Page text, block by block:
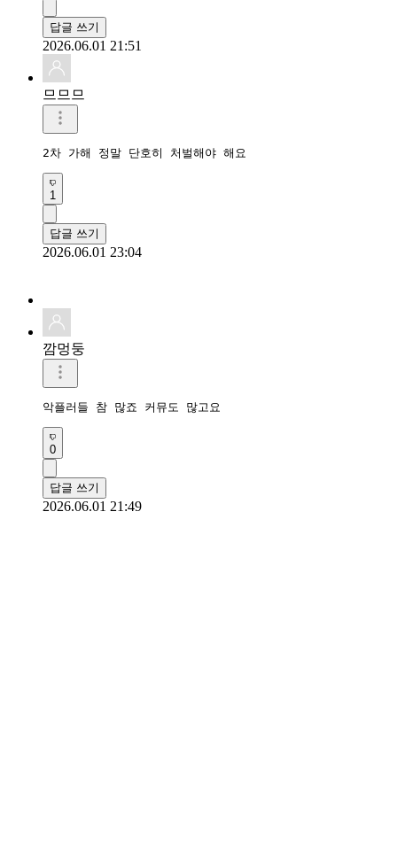
답글 쓰기
2026.06.01 21:51
므므므
2차 가해 정말 단호히 처벌해야 해요
1
답글 쓰기
2026.06.01 23:04
깜멍둥
악플러들 참 많죠 커뮤도 많고요
0
답글 쓰기
2026.06.01 21:49